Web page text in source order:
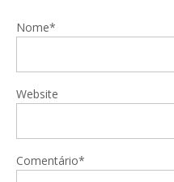
Nome*
Website
Comentário*